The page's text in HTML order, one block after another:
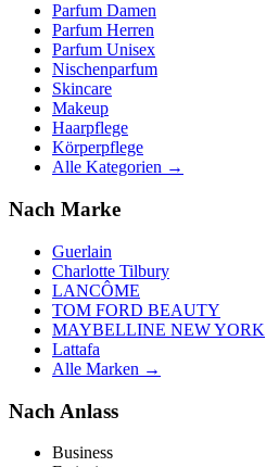
Parfum Damen
Parfum Herren
Parfum Unisex
Nischenparfum
Skincare
Makeup
Haarpflege
Körperpflege
Alle Kategorien →
Nach Marke
Guerlain
Charlotte Tilbury
LANCÔME
TOM FORD BEAUTY
MAYBELLINE NEW YORK
Lattafa
Alle Marken →
Nach Anlass
Business